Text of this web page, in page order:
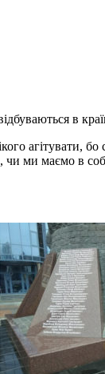
в
агітувати,
ми маємо в